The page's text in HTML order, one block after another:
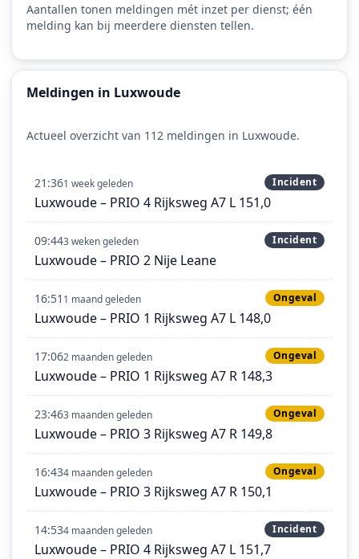
Aantallen tonen meldingen mét inzet per dienst; één
melding kan bij meerdere diensten tellen.
Meldingen in Luxwoude
Actueel overzicht van 112 meldingen in Luxwoude.
21:361 week geleden Incident
Luxwoude – PRIO 4 Rijksweg A7 L 151,0
09:443 weken geleden Incident
Luxwoude – PRIO 2 Nije Leane
16:51 1 maand geleden Ongeval
Luxwoude – PRIO 1 Rijksweg A7 L 148,0
17:062 maanden geleden Ongeval
Luxwoude – PRIO 1 Rijksweg A7 R 148,3
23:463 maanden geleden Ongeval
Luxwoude – PRIO 3 Rijksweg A7 R 149,8
16:434 maanden geleden Ongeval
Luxwoude – PRIO 3 Rijksweg A7 R 150,1
14:534 maanden geleden Incident
Luxwoude – PRIO 4 Rijksweg A7 L 151,7